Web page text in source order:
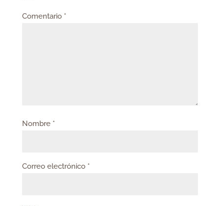
Comentario *
Nombre *
Correo electrónico *